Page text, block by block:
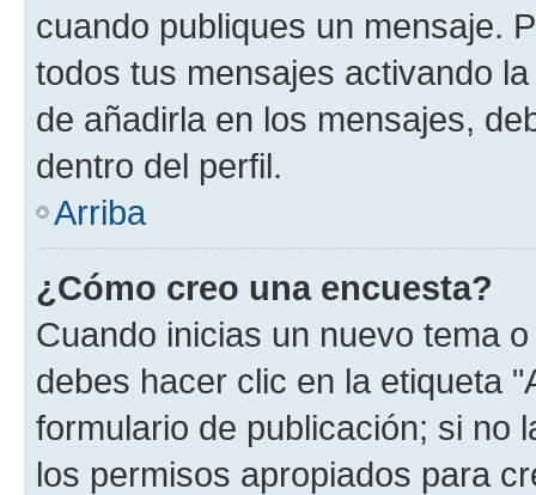
cuando publiques un mensaje.
todos tus mensajes activando
de añadirla en los mensajes,
dentro del perfil.
Arriba
¿Cómo creo una encuesta?
Cuando inicias un nuevo tema
debes hacer clic en la etiqueta
formulario de publicación; si no
los permisos apropiados para